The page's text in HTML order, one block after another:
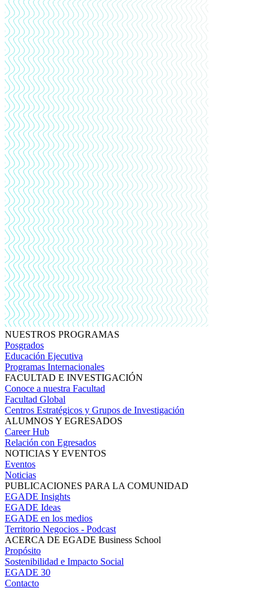
NUESTROS PROGRAMAS
Posgrados
Educación Ejecutiva
Programas Internacionales
FACULTAD E INVESTIGACIÓN
Conoce a nuestra Facultad
Facultad Global
Centros Estratégicos y Grupos de Investigación
ALUMNOS Y EGRESADOS
Career Hub
Relación con Egresados
NOTICIAS Y EVENTOS
Eventos
Noticias
PUBLICACIONES PARA LA COMUNIDAD
EGADE Insights
EGADE Ideas
EGADE en los medios
Territorio Negocios - Podcast
ACERCA DE EGADE Business School
Propósito
Sostenibilidad e Impacto Social
EGADE 30
Contacto